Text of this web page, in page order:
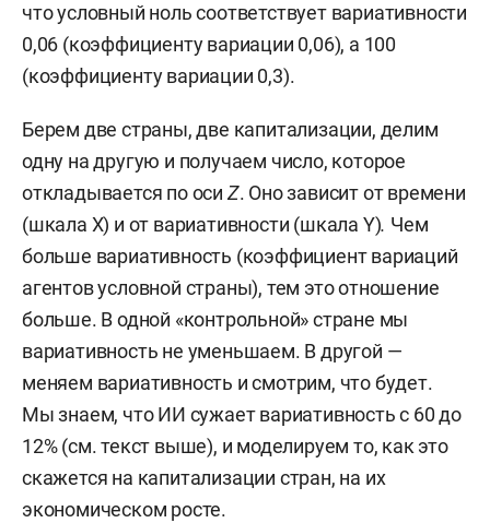
что условный ноль соответствует вариативности
0,06 (коэффициенту вариации 0,06), а 100
(коэффициенту вариации 0,3).
Берем две страны, две капитализации, делим
одну на другую и получаем число, которое
откладывается по оси Z. Оно зависит от времени
(шкала Х) и от вариативности (шкала Y). Чем
больше вариативность (коэффициент вариаций
агентов условной страны), тем это отношение
больше. В одной «контрольной» стране мы
вариативность не уменьшаем. В другой —
меняем вариативность и смотрим, что будет.
Мы знаем, что ИИ сужает вариативность с 60 до
12% (см. текст выше), и моделируем то, как это
скажется на капитализации стран, на их
экономическом росте.